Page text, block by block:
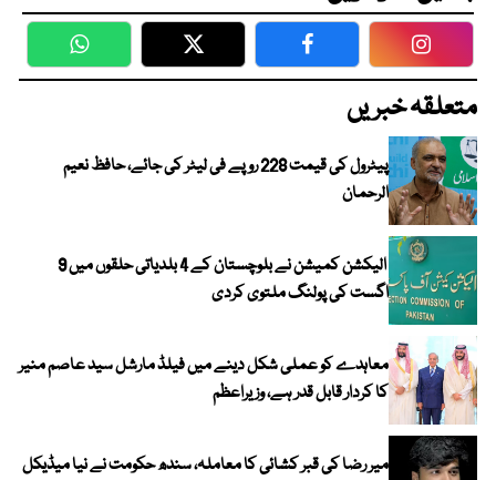
WhatsApp Twitter Facebook
متعلقہ خبریں
پیٹرول کی قیمت 228 روپے فی لیٹر کی جائے، حافظ نعیم
الرحمان
الیکشن کمیشن نے بلوچستان کے 4 بلدیاتی حلقوں میں 9
اگست کی پولنگ ملتوی کردی
معاہدے کو عملی شکل دینے میں فیلڈ مارشل سید عاصم منیر
کا کردار قابل قدر ہے، وزیراعظم
میر رضا کی قبر کشائی کا معاملہ، سندھ حکومت نے نیا میڈیکل